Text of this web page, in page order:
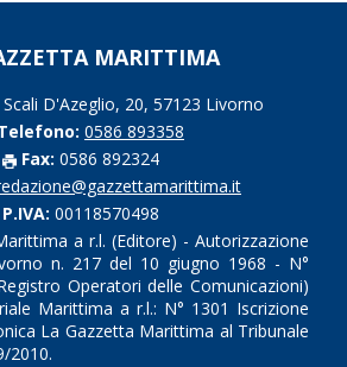
MARITTIMA
Scali D'Azeglio, 20, 57123 Livorno
0586 893358
Fax: 0586 892324
P.IVA: 00118570498
a r.l. (Editore) - Autorizzazione
n. 217 del 10 giugno 1968 - N°
Operatori delle Comunicazioni)
Marittima a r.l.: N° 1301 Iscrizione
La Gazzetta Marittima al Tribunale
2010.